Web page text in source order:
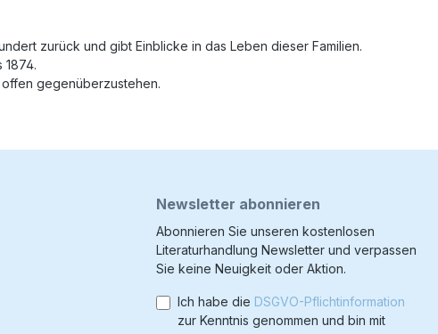
zurück und gibt Einblicke in das Leben dieser Familien.
gegenüberzustehen.
Newsletter abonnieren
Abonnieren Sie unseren kostenlosen
Literaturhandlung Newsletter und verpassen
Sie keine Neuigkeit oder Aktion.
Ich habe die DSGVO-Pflichtinformation
zur Kenntnis genommen und bin mit